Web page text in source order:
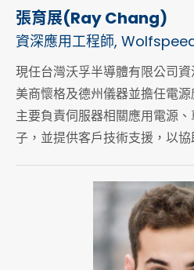
張育展(Ray Chang)
資深應用工程師,
現任台灣沃孚半導體有限公司
美商懷格及德州儀器並擔任電源
主要負責伺服器相關應用電源
子，並提供客戶技術支援，以